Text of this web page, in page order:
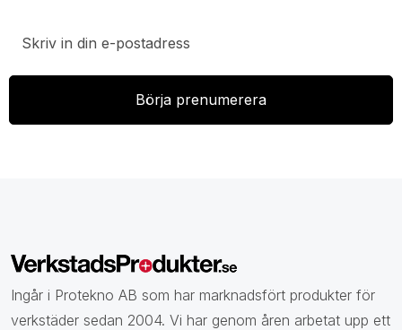
Ingår i Protekno AB som har marknadsfört produkter för
verkstäder sedan 2004. Vi har genom åren arbetat upp ett